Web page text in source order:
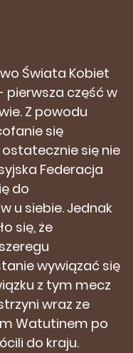
Świata Kobiet
pierwsza część w
Z powodu
się
się nie
Federacja
do
u siebie. Jednak
się, że
wywiązać się
z tym mecz
wraz ze
Watutinem po
do kraju.